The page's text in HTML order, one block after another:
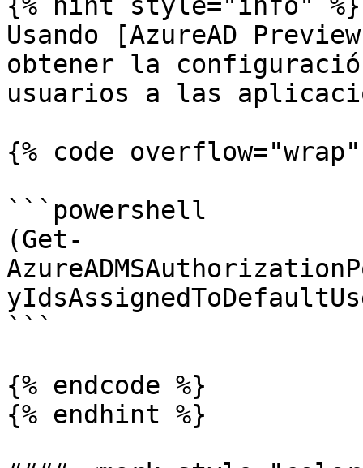
Usando [AzureAD
obtener la
usuarios a las
{% code
```powershell
(Get-
```
{% endcode %}
{% endhint %}